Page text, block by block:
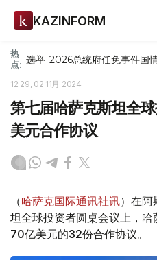
KAZINFORM
热
点: 选举-2026总统府任免事件国
12:29, 02 11月 2024
第七届哈萨克斯坦全
美元合作协议
（哈萨克国际通讯社讯）在阿
坦全球投资者圆桌会议上，
70亿美元的32份合作协议。